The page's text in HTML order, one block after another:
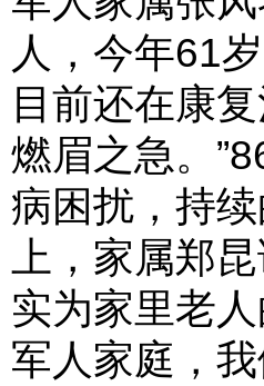
人，今年61
目前还在康
燃眉之急。
病困扰，持
上，家属郑
实为家里老
军人家庭，